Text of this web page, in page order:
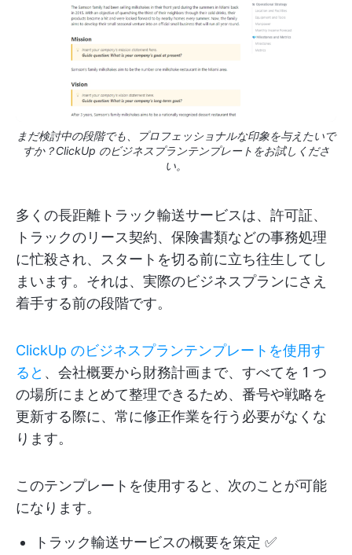
まだ検討中の段階でも、プロフェッショナルな印象を与えたいで
すか？ClickUp のビジネスプランテンプレートをお試しくださ
い。
多くの長距離トラック輸送サービスは、許可証、
トラックのリース契約、保険書類などの事務処理
に忙殺され、スタートを切る前に立ち往生してし
まいます。それは、実際のビジネスプランにさえ
着手する前の段階です。
ClickUp のビジネスプランテンプレートを使用す
ると 、会社概要から財務計画まで、すべてを 1 つ
の場所にまとめて整理できるため、番号や戦略を
更新する際に、常に修正作業を行う必要がなくな
ります。
このテンプレートを使用すると、次のことが可能
になります。
トラック輸送サービスの概要を策定 ✅